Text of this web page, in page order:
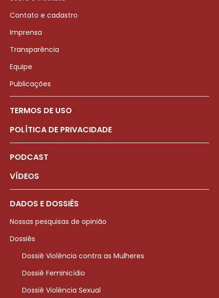
Contato e cadastro
Imprensa
Transparência
Equipe
Publicações
TERMOS DE USO
POLÍTICA DE PRIVACIDADE
PODCAST
VÍDEOS
DADOS E DOSSIÊS
Nossas pesquisas de opinião
Dossiês
Dossiê Violência contra as Mulheres
Dossiê Feminicídio
Dossiê Violência Sexual